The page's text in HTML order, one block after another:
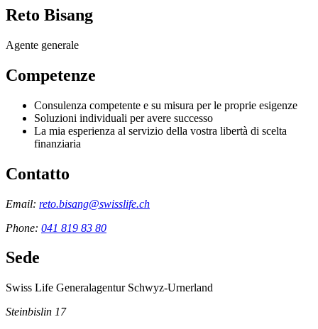
Reto Bisang
Agente generale
Competenze
Consulenza competente e su misura per le proprie esigenze
Soluzioni individuali per avere successo
La mia esperienza al servizio della vostra libertà di scelta
finanziaria
Contatto
Email: reto.bisang@swisslife.ch
Phone: 041 819 83 80
Sede
Swiss Life Generalagentur Schwyz-Urnerland
Steinbislin 17